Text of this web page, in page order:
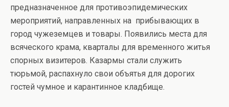
предназначенное для противоэпидемических
мероприятий, направленных на прибывающих в
город чужеземцев и товары. Появились места для
всяческого крама, кварталы для временного житья
спорных визитеров. Казармы стали служить
тюрьмой, распахнуло свои объятья для дорогих
гостей чумное и карантинное кладбище.